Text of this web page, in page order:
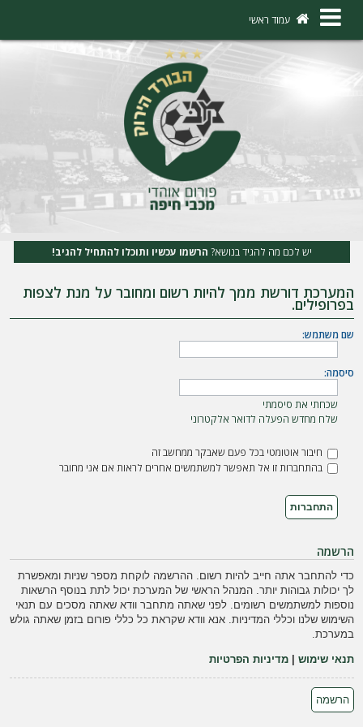
×
ו
ר
ש
מ
עמוד ראשי
יש לכם מה להגיד בנושא? הרשמו עכשיו ותוכלו להתחיל להגיב!
המערכת דורשת ממך להיות רשום ומחובר על מנת לצפות
בפרופילים.
שם משתמש:
סיסמה:
שכחתי את סיסמתי
שלח מחדש הפעלה לדואר אלקטרוני
חיבור אוטומטי בכל פעם שאבקר ממחשב זה
בהתחברות זו אל תאפשר למשתמשים אחרים לראות אם אני מחובר
הרשמה
כדי להתחבר אתה חייב להיות רשום. ההרשמה לוקחת מספר שניות ומאפשרת
לך יכולות גבוהות יותר. המנהל הראשי של המערכת יכול לתת בנוסף הרשאות
נוספות למשתמשים רשומים. לפני שאתה מתחבר וודא שאתה מסכים עם תנאי
השימוש שלנו וכללי המדיניות. אנא וודא שקראת כל כללי פורום בזמן שאתה גולש
במערכת.
תנאי שימוש |מדיניות הפרטיות
הרשמה